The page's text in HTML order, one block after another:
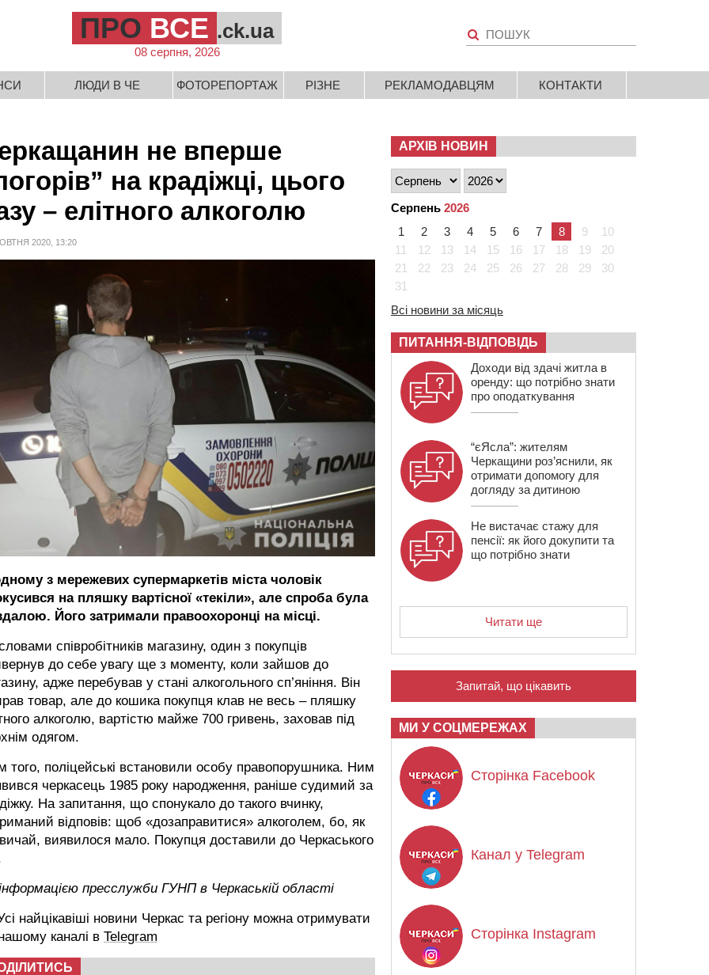
ПРО ВСЕ .ck.ua
08 серпня, 2026
ЛЮДИ В ЧЕ ФОТОРЕПОРТАЖ РІЗНЕ РЕКЛАМОДАВЦЯМ КОНТАКТИ
не вперше
на крадіжці, цього
– елітного алкоголю
2020, 13:20
з мережевих супермаркетів міста чоловік
на пляшку вартісної «текіли», але спроба була
Його затримали правоохоронці на місці.
співробітників магазину, один з покупців
до себе увагу ще з моменту, коли зайшов до
адже перебував у стані алкогольного сп’яніння. Він
товар, але до кошика покупця клав не весь – пляшку
алкоголю, вартістю майже 700 гривень, заховав під
одягом.
того, поліцейські встановили особу правопорушника. Ним
черкасець 1985 року народження, раніше судимий за
На запитання, що спонукало до такого вчинку,
відповів: щоб «дозаправитися» алкоголем, бо, як
виявилося мало. Покупця доставили до Черкаського
пресслужби ГУНП в Черкаській області
найцікавіші новини Черкас та регіону можна отримувати
каналі в Telegram
АРХІВ НОВИН
Серпень 2026
1
2 3 4 5 6 7 8 9
10
11
12 13 14 15 16 17 18 19
20
21
22 23 24 25 26 27 28 29
30
31
Всі новини за місяць
ПИТАННЯ-ВІДПОВІДЬ
Доходи від здачі житла в
оренду: що потрібно знати
про оподаткування
“єЯсла”: жителям
Черкащини роз’яснили, як
отримати допомогу для
догляду за дитиною
Не вистачає стажу для
пенсії: як його докупити та
що потрібно знати
Читати ще
Запитай, що цікавить
МИ У СОЦМЕРЕЖАХ
Сторінка Facebook
Канал у Telegram
Сторінка Instagram